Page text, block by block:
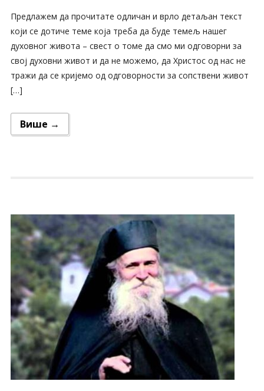
Предлажем да прочитате одличан и врло детаљан текст
који се дотиче теме која треба да буде темељ нашег
духовног живота – свест о томе да смо ми одговорни за
свој духовни живот и да не можемо, да Христос од нас не
тражи да се кријемо од одговорности за сопствени живот
[…]
Више →